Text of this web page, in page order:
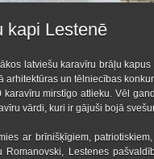
kapi Lestenē
latviešu karavīru brāļu
arhitektūras un tēlniecības
mirstīgo atlieku. Vēl
vārdi, kuri ir gājuši bojā
ar brīnišķīgiem,
Lestenes